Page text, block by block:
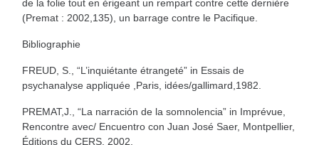
de la folie tout en érigeant un rempart contre cette dernière
(Premat : 2002,135), un barrage contre le Pacifique.
Bibliographie
FREUD, S., “L’inquiétante étrangeté” in Essais de
psychanalyse appliquée ,Paris, idées/gallimard,1982.
PREMAT,J., “La narración de la somnolencia” in Imprévue,
Rencontre avec/ Encuentro con Juan José Saer, Montpellier,
Éditions du CERS, 2002.